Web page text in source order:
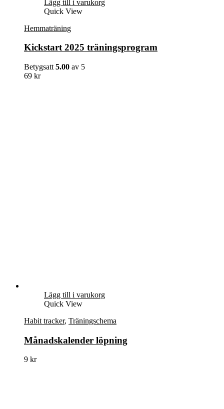
Lägg till i varukorg
Quick View
Hemmaträning
Kickstart 2025 träningsprogram
Betygsatt 5.00 av 5
69 kr
Lägg till i varukorg
Quick View
Habit tracker, Träningschema
Månadskalender löpning
9 kr